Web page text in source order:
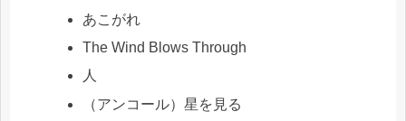
あこがれ
The Wind Blows Through
人
（アンコール）星を見る